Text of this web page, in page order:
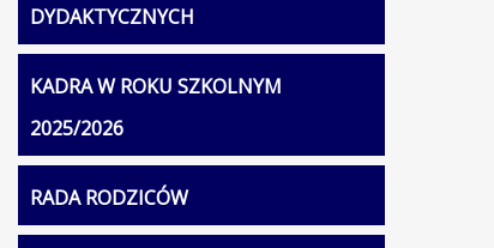
DYDAKTYCZNYCH
KADRA W ROKU SZKOLNYM
2025/2026
RADA RODZICÓW